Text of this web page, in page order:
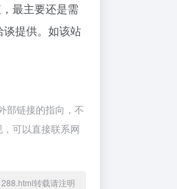
最主要还是需
提供。如该站
部链接的指向，不
可以直接联系网
转载请注明